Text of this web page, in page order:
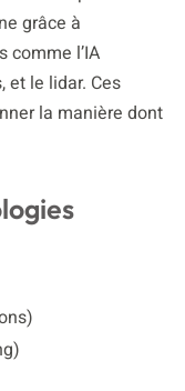
grâce à
comme l’IA
et le lidar. Ces
la manière dont